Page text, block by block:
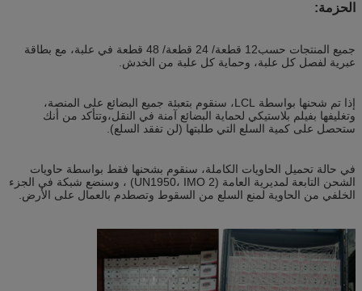
الحزمة:
جميع المنتجات حسب12 قطعة/ 24 قطعة/ 48 قطعة في علبة، مع بطاقة
عبرية لفصل كل علبة، وحماية كل علبة من الخدش.
إذا تم شحنها بواسطة LCL، سنقوم بتعبئة جميع البضائع على المنصة،
وتغليفها بفيلم بلاستيكي لحماية البضائع آمنة في النقل،وتتأكد من أنك
ستحصل على كمية السلع التي طلبتها (لن تفقد السلع).
في حالة تحميل الحاويات الكاملة، سنقوم بشحنها فقط بواسطة حاويات
الشحن التابعة لمديرية العامة (UN1950، IMO 2) ، وسنضع شبكة في الجزء
الخلفي من الحاوية لمنع السلع من السقوط وتصطدم بالعمال على الأرض.